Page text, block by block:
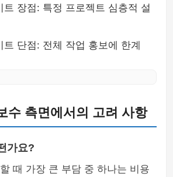
트 장점: 특정 프로젝트 심층적 설
트 단점: 전체 작업 홍보에 한계
수 측면에서의 고려 사항
가요?
때 가장 큰 부담 중 하나는 비용